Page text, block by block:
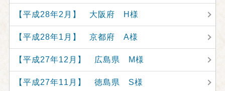
【平成28年2月】 大阪府 H様
【平成28年1月】 京都府 A様
【平成27年12月】 広島県 M様
【平成27年11月】 徳島県 S様